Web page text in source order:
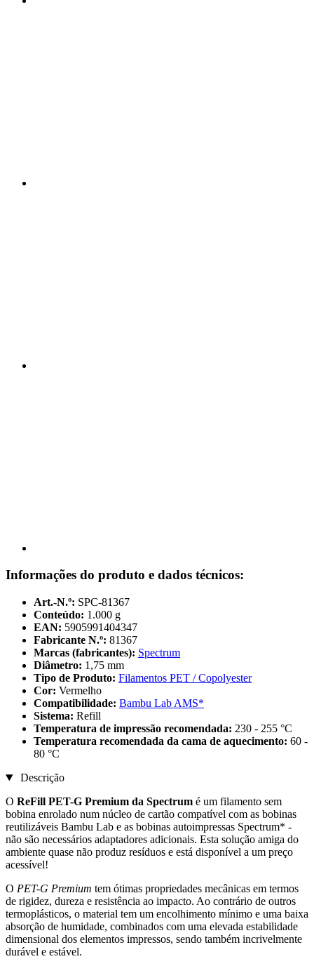
Informações do produto e dados técnicos:
Art.-N.º: SPC-81367
Conteúdo: 1.000 g
EAN: 5905991404347
Fabricante N.º: 81367
Marcas (fabricantes): Spectrum
Diâmetro: 1,75 mm
Tipo de Produto: Filamentos PET / Copolyester
Cor: Vermelho
Compatibilidade: Bambu Lab AMS*
Sistema: Refill
Temperatura de impressão recomendada: 230 - 255 °C
Temperatura recomendada da cama de aquecimento: 60 -
80 °C
Descrição
O ReFill PET-G Premium da Spectrum é um filamento sem
bobina enrolado num núcleo de cartão compatível com as bobinas
reutilizáveis Bambu Lab e as bobinas autoimpressas Spectrum* -
não são necessários adaptadores adicionais. Esta solução amiga do
ambiente quase não produz resíduos e está disponível a um preço
acessível!
O PET-G Premium tem ótimas propriedades mecânicas em termos
de rigidez, dureza e resistência ao impacto. Ao contrário de outros
termoplásticos, o material tem um encolhimento mínimo e uma baixa
absorção de humidade, combinados com uma elevada estabilidade
dimensional dos elementos impressos, sendo também incrivelmente
durável e estável.